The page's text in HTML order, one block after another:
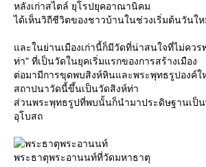
หลังเก่าสไตล์ ยุโรปยุคอาณานิคม
ได้เห็นวิถีชีวิตของชาวบ้านในช่วงเริ่มต้นวันใ
ละในย่านเมืองเก่านี้ก็มีวัดที่น่าสนใจที่ไม่ควร
ท่า" ที่เป็นวัดในยุคเริ่มแรกของการสร้างเมือง
ต่อมามีการขุดพบสิงห์หินและพระพุทธรูปองค์ใ
สถาปนาวัดนี้ขึ้นเป็นวัดสิงห์ท่า
ส่วนพระพุทธรูปที่พบนั้นก็นำมาประดิษฐานเป็
อุโบสถ
พระธาตุพระอานนท์ที่วัดมหาธาตุ